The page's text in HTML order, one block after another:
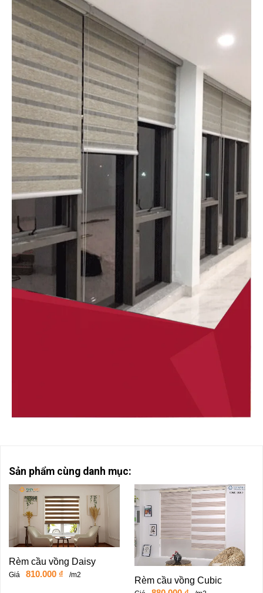
Sản phẩm cùng danh mục:
Rèm cầu vồng Daisy
Giá 810.000 ₫ /m2
Rèm cầu vồng Cubic